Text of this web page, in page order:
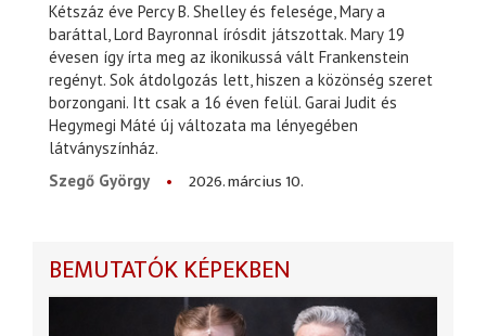
Kétszáz éve Percy B. Shelley és felesége, Mary a
baráttal, Lord Bayronnal írósdit játszottak. Mary 19
évesen így írta meg az ikonikussá vált Frankenstein
regényt. Sok átdolgozás lett, hiszen a közönség szeret
borzongani. Itt csak a 16 éven felül. Garai Judit és
Hegymegi Máté új változata ma lényegében
látványszínház.
Szegő György
2026. március 10.
BEMUTATÓK KÉPEKBEN